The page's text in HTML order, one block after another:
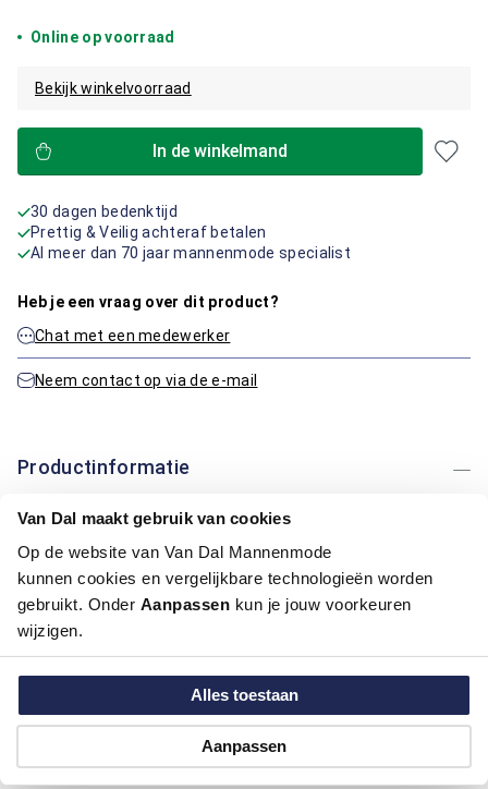
Van Dal maakt gebruik van cookies
Op de website van Van Dal Mannenmode
kunnen cookies en vergelijkbare technologieën worden
gebruikt. Onder Aanpassen kun je jouw voorkeuren
wijzigen.
Alles toestaan
Aanpassen
Online op voorraad
Bekijk winkelvoorraad
In de winkelmand
30 dagen bedenktijd
Prettig & Veilig achteraf betalen
Al meer dan 70 jaar mannenmode specialist
Heb je een vraag over dit product?
Chat met een medewerker
Neem contact op via de e-mail
Productinformatie
Artikelnummer
1016141-92-3XL
Kleur:
Oranje
Materiaal:
80% Katoen / 20% Polyester
Pasvorm:
Deze polo van Bartlett biedt een regular fit pasvorm voor
optimaal comfort. De combinatie van katoen en polyester
zorgt voor duurzaamheid en ademend vermogen, ideaal voor
dagelijks gebruik. Het gestreepte patroon voegt een levendige